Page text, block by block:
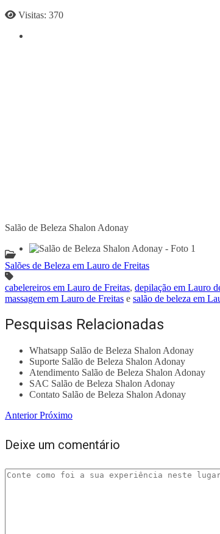
Visitas: 370
Salão de Beleza Shalon Adonay
Salões de Beleza em Lauro de Freitas
cabelereiros em Lauro de Freitas, depilação em Lauro
massagem em Lauro de Freitas e salão de beleza em
Pesquisas Relacionadas
Whatsapp Salão de Beleza Shalon Adonay
Suporte Salão de Beleza Shalon Adonay
Atendimento Salão de Beleza Shalon Adonay
SAC Salão de Beleza Shalon Adonay
Contato Salão de Beleza Shalon Adonay
AnteriorPróximo
Deixe um comentário